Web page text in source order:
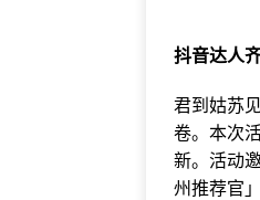
抖音达人
君到姑苏
卷。本次
新。活动
州推荐官